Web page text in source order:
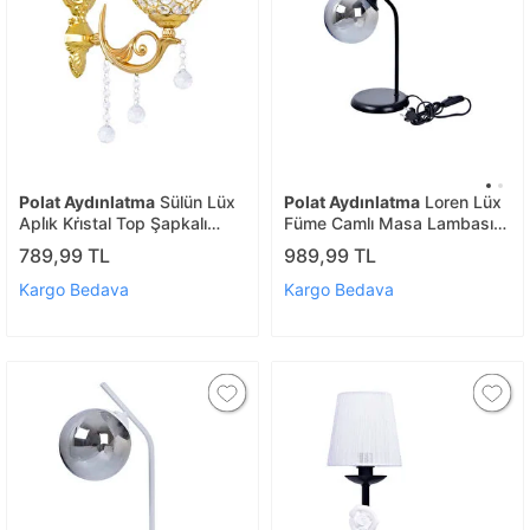
Polat Aydınlatma Sülün Lüx
Apli̇k Kri̇stal Top Şapkalı
Gold
789,99 TL
Kargo Bedava
Polat Aydınlatma Loren Lüx
Füme Camlı Masa Lambası
Siyah
989,99 TL
Kargo Bedava